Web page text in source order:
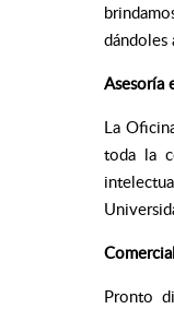
dándoles
Asesoría
La
toda la
Pronto